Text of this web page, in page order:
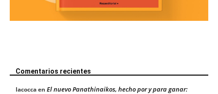
Comentarios recientes
Iacoccaen El nuevo Panathinaikos, hecho por y para ganar: